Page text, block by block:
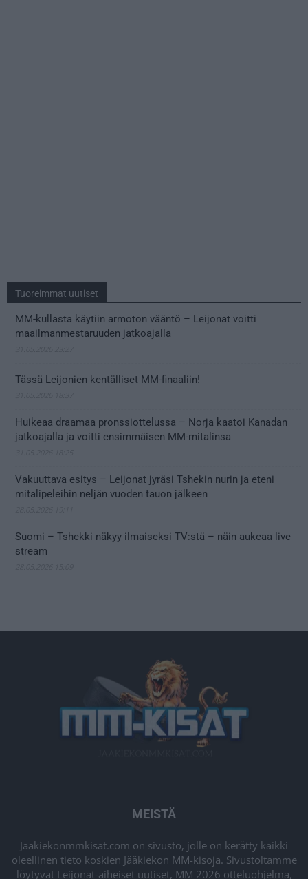
Tuoreimmat uutiset
MM-kullasta käytiin armoton vääntö – Leijonat voitti
maailmanmestaruuden jatkoajalla
Tässä Leijonien kentälliset MM-finaaliin!
Huikeaa draamaa pronssiottelussa – Norja kaatoi Kanadan
jatkoajalla ja voitti ensimmäisen MM-mitalinsa
Vakuuttava esitys – Leijonat jyräsi Tshekin nurin ja eteni
mitalipeleihin neljän vuoden tauon jälkeen
Suomi – Tshekki näkyy ilmaiseksi TV:stä – näin aukeaa live
stream
MEISTÄ
Jaakiekonmmkisat.com on sivusto, jolle on kerätty kaikki
oleellinen tieto koskien Jääkiekon MM-kisoja. Sivustoltamme
löytyvät Leijonat-aiheiset uutiset, MM 2026 otteluohjelma,